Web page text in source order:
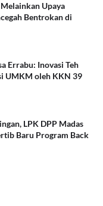
Upaya
Bentrokan di
Errabu: Inovasi Teh
UMKM oleh KKN 39
LPK DPP Madas
Baru Program Back